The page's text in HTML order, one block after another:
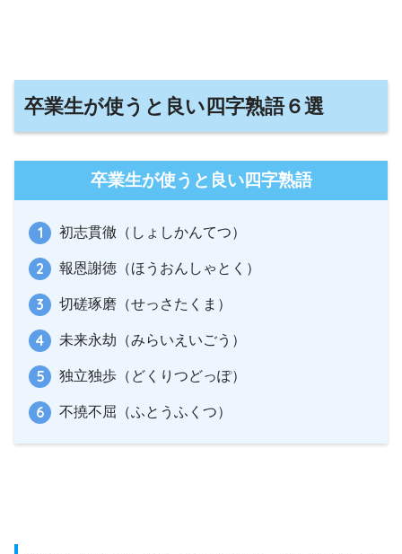
卒業生が使うと良い四字熟語６選
卒業生が使うと良い四字熟語
初志貫徹（しょしかんてつ）
報恩謝徳（ほうおんしゃとく）
切磋琢磨（せっさたくま）
未来永劫（みらいえいごう）
独立独歩（どくりつどっぽ）
不撓不屈（ふとうふくつ）